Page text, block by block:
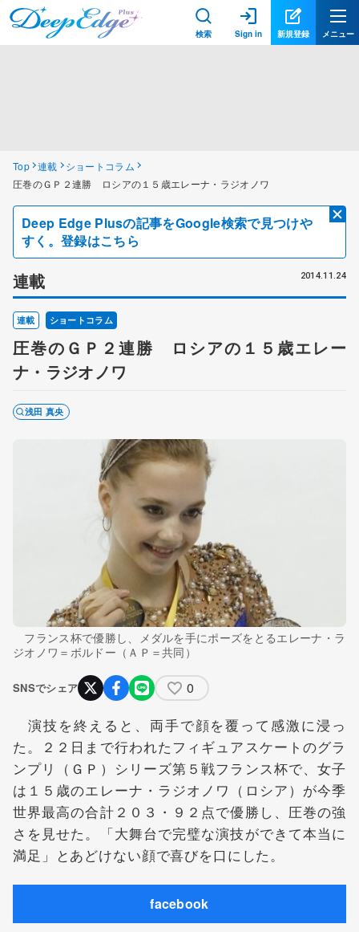
検索 Sign in 新規登録 メニュー
Top 連載
ショートコラム
圧巻のＧＰ２連勝 ロシアの１５歳エレーナ・ラジオノワ
Deep Edge Plusの記事をGoogle検索で見つけや
すく。登録はこちら
連載 2014.11.24
連載 ショートコラム
圧巻のＧＰ２連勝 ロシアの１５歳エレー
ナ・ラジオノワ
浅田 真央
フランス杯で優勝し、メダルを手にポーズをとるエレーナ・ラ
ジオノワ＝ボルドー（ＡＰ＝共同）
SNSでシェア 0
演技を終えると、両手で顔を覆って感激に浸っ
た。２２日まで行われたフィギュアスケートのグラ
ンプリ（ＧＰ）シリーズ第５戦フランス杯で、女子
は１５歳のエレーナ・ラジオノワ（ロシア）が今季
世界最高の合計２０３・９２点で優勝し、圧巻の強
さを見せた。「大舞台で完璧な演技ができて本当に
満足」とあどけない顔で喜びを口にした。
facebook